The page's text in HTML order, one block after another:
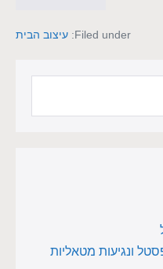
Filed under: עיצוב הבית